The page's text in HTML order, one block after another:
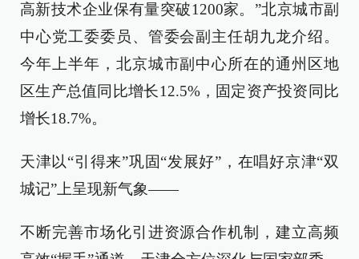
高新技术企业保有量突破1200家。”北京城市副
中心党工委委员、管委会副主任胡九龙介绍。
今年上半年，北京城市副中心所在的通州区地
区生产总值同比增长12.5%，固定资产投资同比
增长18.7%。
天津以“引得来”巩固“发展好”，在唱好京津“双
城记”上呈现新气象——
不断完善市场化引进资源合作机制，建立高频